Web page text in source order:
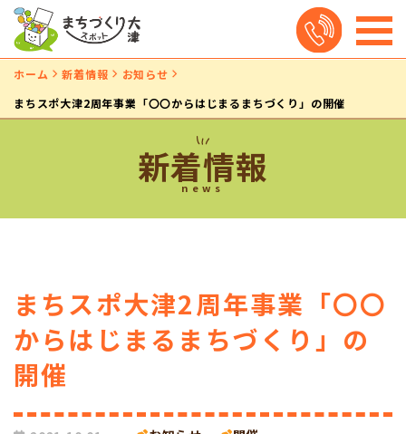
ホーム 新着情報
お知らせ
まちスポ大津2周年事業「〇〇からはじまるまちづくり」の開催
新着情報
news
まちスポ大津2周年事業「〇〇
からはじまるまちづくり」の
開催